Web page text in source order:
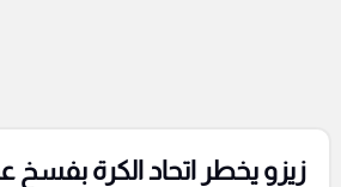
زيزو يخطر اتحاد الكرة بفسخ